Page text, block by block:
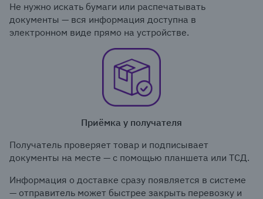
Не нужно искать бумаги или распечатывать
документы — вся информация доступна в
электронном виде прямо на устройстве.
Приёмка у получателя
Получатель проверяет товар и подписывает
документы на месте — с помощью планшета или ТСД.
Информация о доставке сразу появляется в системе
— отправитель может быстрее закрыть перевозку и